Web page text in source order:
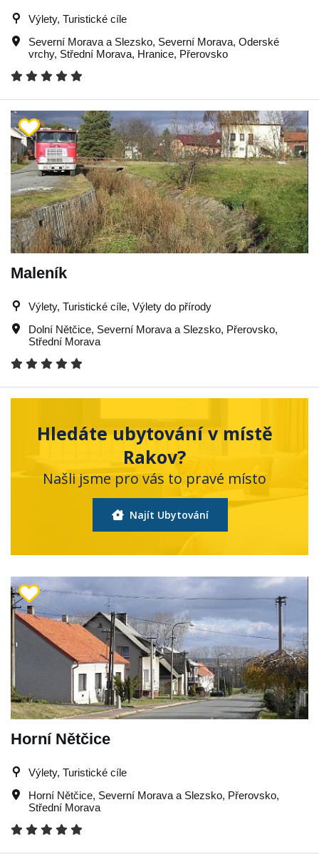
Výlety, Turistické cíle
Severní Morava a Slezsko, Severní Morava, Oderské
vrchy, Střední Morava, Hranice, Přerovsko
Maleník
Výlety, Turistické cíle, Výlety do přírody
Dolní Nětčice, Severní Morava a Slezsko, Přerovsko,
Střední Morava
Hledáte ubytování v místě
Rakov?
Našli jsme pro vás to pravé místo
Najít Ubytování
Horní Nětčice
Výlety, Turistické cíle
Horní Nětčice, Severní Morava a Slezsko, Přerovsko,
Střední Morava